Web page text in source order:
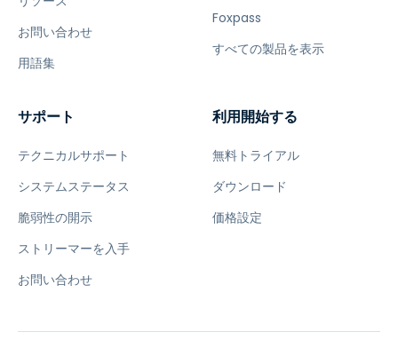
お問い合わせ
用語集
Foxpass
すべての製品を表示
サポート
テクニカルサポート
システムステータス
脆弱性の開示
ストリーマーを入手
お問い合わせ
利用開始する
無料トライアル
ダウンロード
価格設定